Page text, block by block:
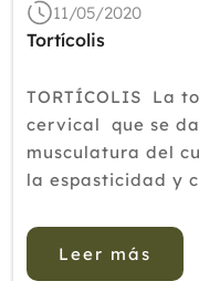
11/05/2020
Tortícolis
TORTÍCOLIS La
cervical que se
musculatura del
la espasticidad y
manteni...
Leer más